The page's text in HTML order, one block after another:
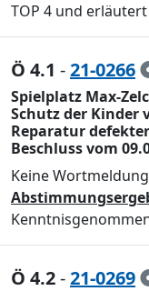
TOP 4 und
Ö 4.1 -21-0266
Spielplatz Max-
Schutz der Kinder
Reparatur
Beschluss vom
Keine
Ö 4.2-21-0269